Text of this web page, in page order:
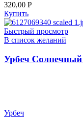
320,00 Р
Купить
Быстрый просмотр
В список желаний
Урбеч Солнечный
Урбеч